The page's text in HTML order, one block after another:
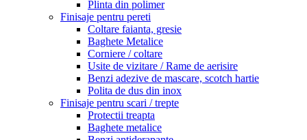
Plinta din polimer
Finisaje pentru pereti
Coltare faianta, gresie
Baghete Metalice
Corniere / coltare
Usite de vizitare / Rame de aerisire
Benzi adezive de mascare, scotch hartie
Polita de dus din inox
Finisaje pentru scari / trepte
Protectii treapta
Baghete metalice